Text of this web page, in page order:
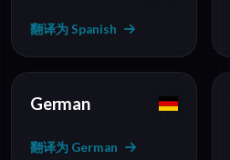
翻译为 Spanish
German
翻译为 German